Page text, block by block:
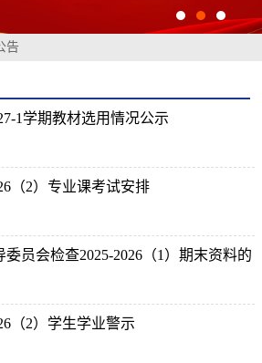
告
1学期教材选用情况公示
（2）专业课考试安排
员会检查2025-2026（1）期末资料的
（2）学生学业警示